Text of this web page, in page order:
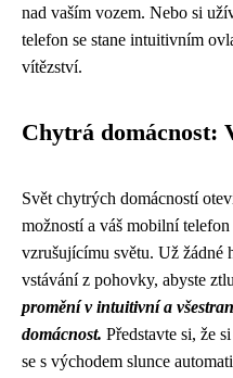
nad vaším vozem. Nebo si
telefon se stane intuitivním
vítězství.
Chytrá domácnost:
Svět chytrých domácností
možností a váš mobilní
vzrušujícímu světu. Už žádné
vstávání z pohovky, abyste
promění v intuitivní a
domácnost. Představte si, že
se s východem slunce